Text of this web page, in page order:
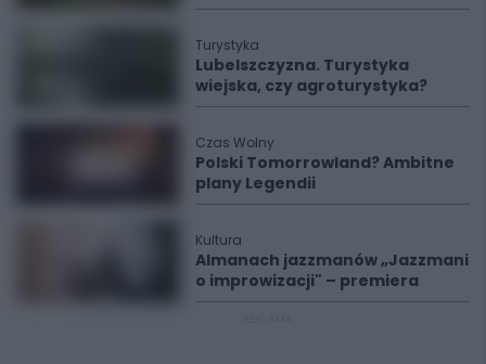
Turystyka
Lubelszczyzna. Turystyka
wiejska, czy agroturystyka?
Czas Wolny
Polski Tomorrowland? Ambitne
plany Legendii
Kultura
Almanach jazzmanów „Jazzmani
o improwizacji" – premiera